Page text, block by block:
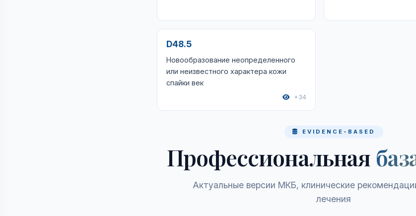
D48.5
Новообразование неопределенного
или неизвестного характера кожи
спайки век
+34
EVIDENCE-BASED
Профессиональная
Актуальные версии МКБ, клинические
лечения